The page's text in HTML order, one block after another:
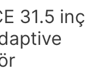
31.5 inç